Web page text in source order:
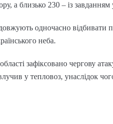
а близько 230 – із завданням
одночасно відбивати
неба.
зафіксовано чергову
у тепловоз, унаслідок